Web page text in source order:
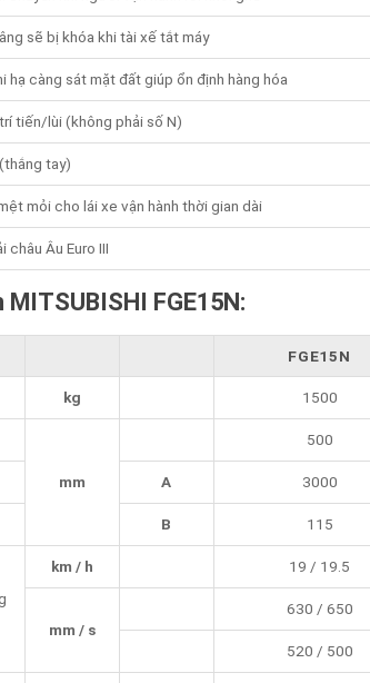
sẽ bị khóa khi tài xế tắt máy
càng sát mặt đất giúp ổn định hàng hóa
tiến/lùi (không phải số N)
tay)
mỏi cho lái xe vận hành thời gian dài
Âu Euro III
FGE15N:
FGE15N
kg 1500
mm
500
A 3000
B 115
km / h 19 / 19.5
mm / s
630 / 650
520 / 500